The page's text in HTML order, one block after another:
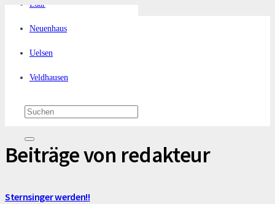
Laar
Neuenhaus
Uelsen
Veldhausen
Beiträge von redakteur
Sternsinger werden!!